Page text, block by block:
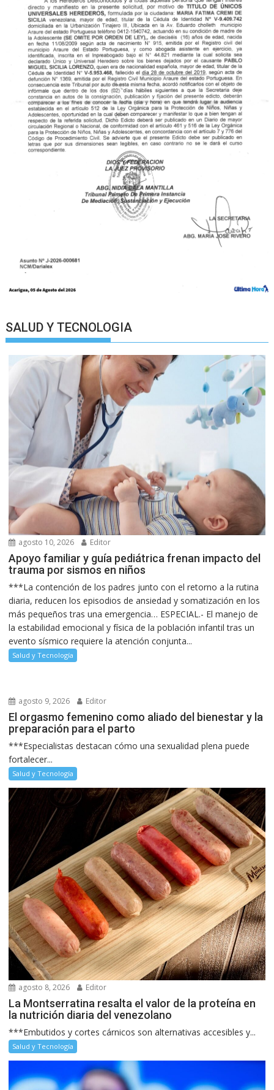
SALUD Y TECNOLOGIA
agosto 10, 2026 Editor
Apoyo familiar y guía pediátrica frenan impacto del
trauma por sismos en niños
***La contención de los padres junto con el retorno a la rutina
diaria, reducen los episodios de ansiedad y somatización en los
más pequeños tras una emergencia… ESPECIAL.- El manejo de
la estabilidad emocional y física de la población infantil tras un
evento sísmico requiere la atención conjunta...
Salud y Tecnología
agosto 9, 2026 Editor
El orgasmo femenino como aliado del bienestar y la
preparación para el parto
***Especialistas destacan cómo una sexualidad plena puede
fortalecer...
Salud y Tecnología
agosto 8, 2026 Editor
La Montserratina resalta el valor de la proteína en
la nutrición diaria del venezolano
***Embutidos y cortes cárnicos son alternativas accesibles y...
Salud y Tecnología